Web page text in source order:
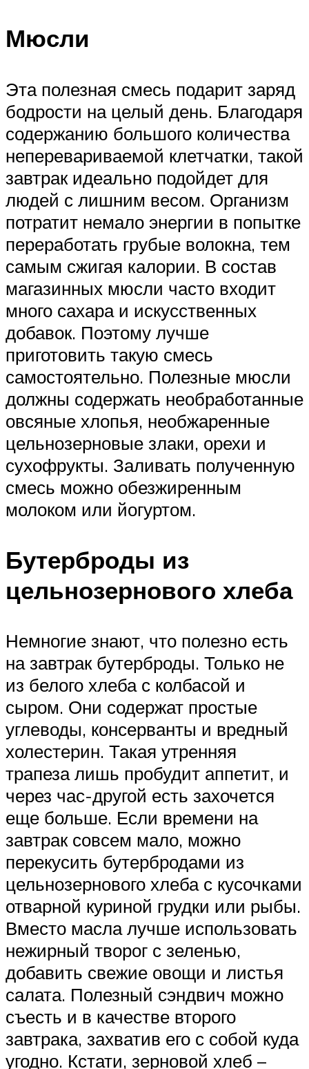
Мюсли
Эта полезная смесь подарит заряд
бодрости на целый день. Благодаря
содержанию большого количества
неперевариваемой клетчатки, такой
завтрак идеально подойдет для
людей с лишним весом. Организм
потратит немало энергии в попытке
переработать грубые волокна, тем
самым сжигая калории. В состав
магазинных мюсли часто входит
много сахара и искусственных
добавок. Поэтому лучше
приготовить такую смесь
самостоятельно. Полезные мюсли
должны содержать необработанные
овсяные хлопья, необжаренные
цельнозерновые злаки, орехи и
сухофрукты. Заливать полученную
смесь можно обезжиренным
молоком или йогуртом.
Бутерброды из
цельнозернового хлеба
Немногие знают, что полезно есть
на завтрак бутерброды. Только не
из белого хлеба с колбасой и
сыром. Они содержат простые
углеводы, консерванты и вредный
холестерин. Такая утренняя
трапеза лишь пробудит аппетит, и
через час-другой есть захочется
еще больше. Если времени на
завтрак совсем мало, можно
перекусить бутербродами из
цельнозернового хлеба с кусочками
отварной куриной грудки или рыбы.
Вместо масла лучше использовать
нежирный творог с зеленью,
добавить свежие овощи и листья
салата. Полезный сэндвич можно
съесть и в качестве второго
завтрака, захватив его с собой куда
угодно. Кстати, зерновой хлеб –